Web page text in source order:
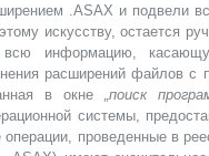
.ASAX и подвели
искусству, остается
всю информацию,
расширений файлов с
в окне„поиск
системы,
проведенные в